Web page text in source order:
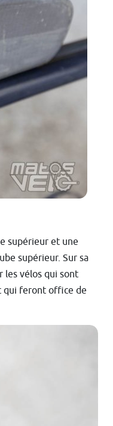
supérieur et une
supérieur. Sur sa
les vélos qui sont
qui feront office de